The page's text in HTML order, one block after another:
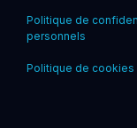
Politique de
personnels
Politique de cookies